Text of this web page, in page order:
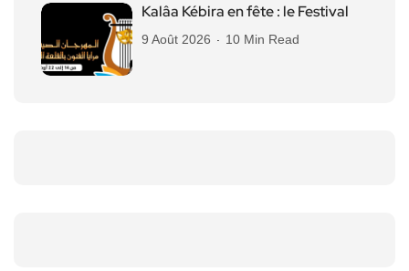
Kalâa Kébira en fête : le Festival
9 Août 2026 10 Min Read